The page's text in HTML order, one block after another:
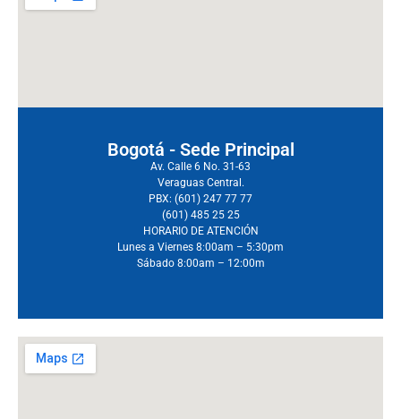
Bogotá - Sede Principal
Av. Calle 6 No. 31-63
Veraguas Central.
PBX: (601) 247 77 77
(601) 485 25 25
HORARIO DE ATENCIÓN
Lunes a Viernes 8:00am – 5:30pm
Sábado 8:00am – 12:00m